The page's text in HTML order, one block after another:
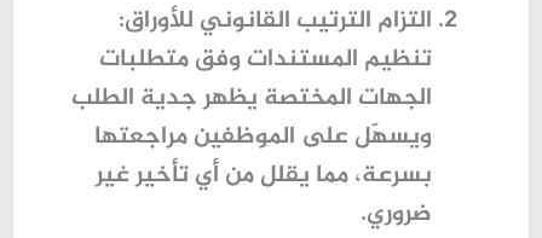
التزام الترتيب القانوني للأوراق:
تنظيم المستندات وفق متطلبات
الجهات المختصة يظهر جدية الطلب
ويسهّل على الموظفين مراجعتها
بسرعة، مما يقلل من أي تأخير غير
ضروري.